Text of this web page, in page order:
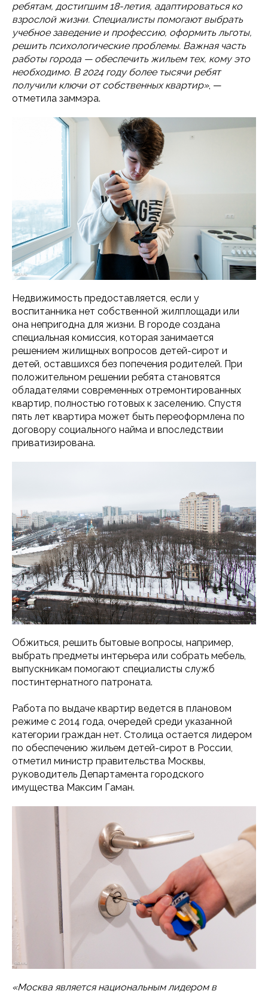
ребятам, достигшим 18-летия, адаптироваться ко
взрослой жизни. Специалисты помогают выбрать
учебное заведение и профессию, оформить льготы,
решить психологические проблемы. Важная часть
работы города — обеспечить жильем тех, кому это
необходимо. В 2024 году более тысячи ребят
получили ключи от собственных квартир», —
отметила заммэра.
Недвижимость предоставляется, если у
воспитанника нет собственной жилплощади или
она непригодна для жизни. В городе создана
специальная комиссия, которая занимается
решением жилищных вопросов детей-сирот и
детей, оставшихся без попечения родителей. При
положительном решении ребята становятся
обладателями современных отремонтированных
квартир, полностью готовых к заселению. Спустя
пять лет квартира может быть переоформлена по
договору социального найма и впоследствии
приватизирована.
Обжиться, решить бытовые вопросы, например,
выбрать предметы интерьера или собрать мебель,
выпускникам помогают специалисты служб
постинтернатного патроната.
Работа по выдаче квартир ведется в плановом
режиме с 2014 года, очередей среди указанной
категории граждан нет. Столица остается лидером
по обеспечению жильем детей-сирот в России,
отметил министр правительства Москвы,
руководитель Департамента городского
имущества Максим Гаман.
«Москва является национальным лидером в